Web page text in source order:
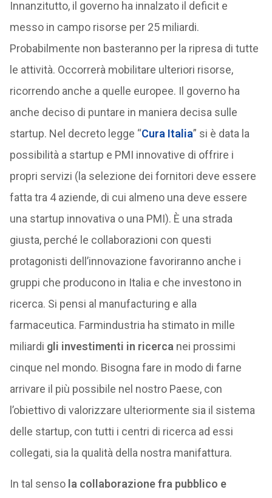
Innanzitutto, il governo ha innalzato il deficit e
messo in campo risorse per 25 miliardi.
Probabilmente non basteranno per la ripresa di tutte
le attività. Occorrerà mobilitare ulteriori risorse,
ricorrendo anche a quelle europee. Il governo ha
anche deciso di puntare in maniera decisa sulle
startup. Nel decreto legge “Cura Italia” si è data la
possibilità a startup e PMI innovative di offrire i
propri servizi (la selezione dei fornitori deve essere
fatta tra 4 aziende, di cui almeno una deve essere
una startup innovativa o una PMI). È una strada
giusta, perché le collaborazioni con questi
protagonisti dell’innovazione favoriranno anche i
gruppi che producono in Italia e che investono in
ricerca. Si pensi al manufacturing e alla
farmaceutica. Farmindustria ha stimato in mille
miliardi gli investimenti in ricerca nei prossimi
cinque nel mondo. Bisogna fare in modo di farne
arrivare il più possibile nel nostro Paese, con
l’obiettivo di valorizzare ulteriormente sia il sistema
delle startup, con tutti i centri di ricerca ad essi
collegati, sia la qualità della nostra manifattura.
In tal sensola collaborazione fra pubblico e